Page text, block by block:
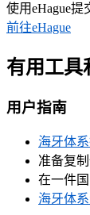
使用eHague提
前往eHague
有用工具
用户指南
海牙体
准备复
在一件
海牙体